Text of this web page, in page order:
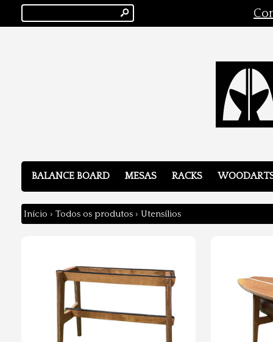
s
BALANCE BOARD MESAS RACKS
Início › Todos os produtos › Utensílios